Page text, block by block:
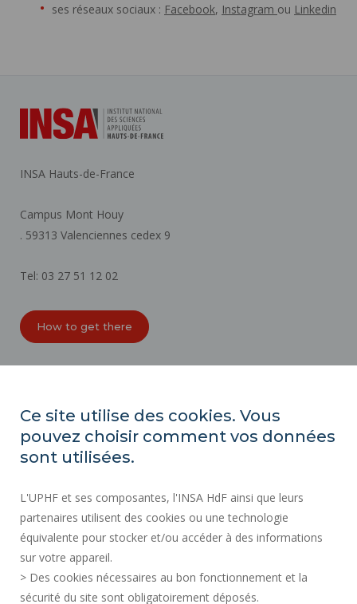
ses réseaux sociaux : Facebook, Instagram ou Linkedin
INSA Hauts-de-France
Campus Mont Houy
. 59313 Valenciennes cedex 9
Tel: 03 27 51 12 02
How to get there
SITE MAP
PERSONAL DATA
PUBLIC PROCUREMENT
LEGAL INFORMATION
CREDITS
Ce site utilise des cookies. Vous
pouvez choisir comment vos données
sont utilisées.
L'UPHF et ses composantes, l'INSA HdF ainsi que leurs
partenaires utilisent des cookies ou une technologie
équivalente pour stocker et/ou accéder à des informations
sur votre appareil.
> Des cookies nécessaires au bon fonctionnement et la
sécurité du site sont obligatoirement déposés.